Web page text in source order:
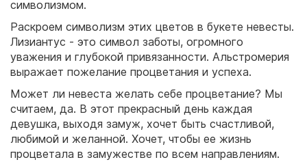
символизмом.
Раскроем символизм этих цветов в букете невесты.
Лизиантус - это символ заботы, огромного
уважения и глубокой привязанности. Альстромерия
выражает пожелание процветания и успеха.
Может ли невеста желать себе процветание? Мы
считаем, да. В этот прекрасный день каждая
девушка, выходя замуж, хочет быть счастливой,
любимой и желанной. Хочет, чтобы ее жизнь
процветала в замужестве по всем направлениям.